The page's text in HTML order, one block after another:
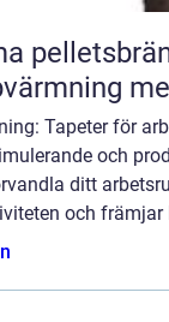
Tapeter för
och
ditt
och främjar